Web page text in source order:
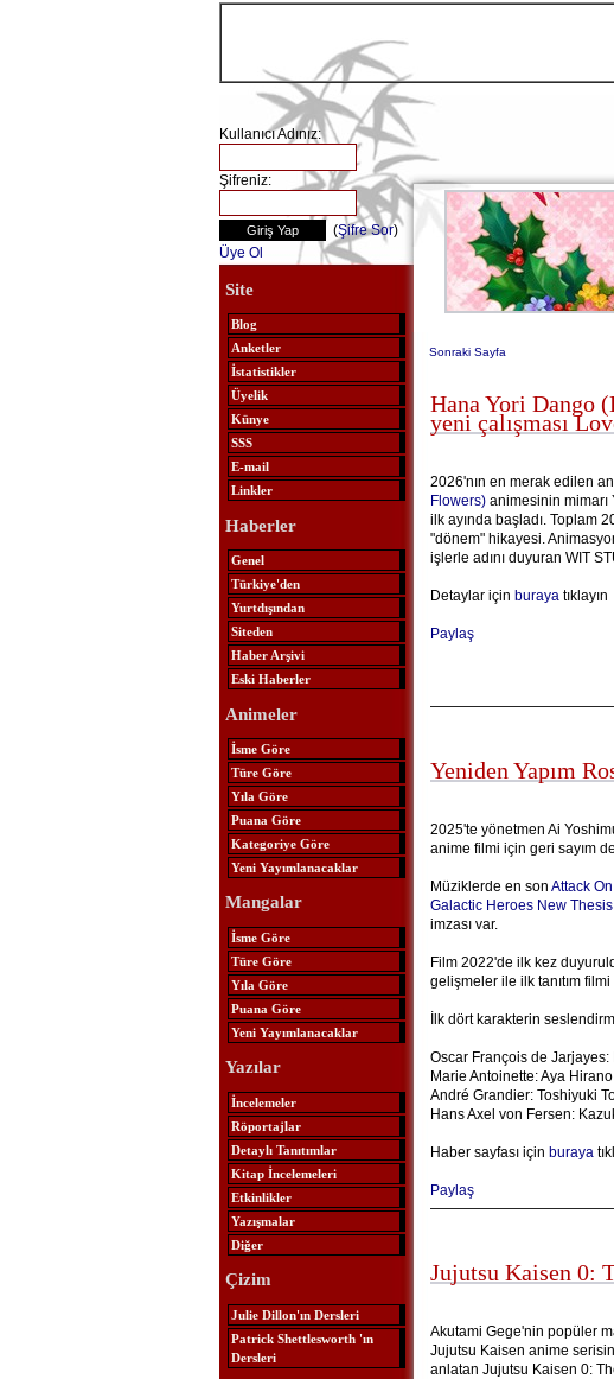
Kullanıcı Adınız:
Şifreniz:
(Şifre Sor)
Üye Ol
Site
Blog
Anketler
İstatistikler
Üyelik
Künye
SSS
E-mail
Linkler
Haberler
Genel
Türkiye'den
Yurtdışından
Siteden
Haber Arşivi
Eski Haberler
Animeler
İsme Göre
Türe Göre
Yıla Göre
Puana Göre
Kategoriye Göre
Yeni Yayımlanacaklar
Mangalar
İsme Göre
Türe Göre
Yıla Göre
Puana Göre
Yeni Yayımlanacaklar
Yazılar
İncelemeler
Röportajlar
Detaylı Tanıtımlar
Kitap İncelemeleri
Etkinlikler
Yazışmalar
Diğer
Çizim
Julie Dillon'ın Dersleri
Patrick Shettlesworth 'ın
Dersleri
Sonraki Sayfa
Hana Yori Dango
yeni çalışması
2026'nın en merak edilen
Flowers)animesinin mimarı
ilk ayında başladı. Toplam
"dönem" hikayesi.
işlerle adını duyuran WIT
Detaylar için burayatıklayın
Paylaş
Yeniden Yapım
2025'te yönetmen Ai
anime filmi için geri sayım
Müziklerde en son Attack
Galactic Heroes New Thesis
imzası var.
Film 2022'de ilk kez
gelişmeler ile ilk tanıtım filmi
İlk dört karakterin
Oscar François de
Marie Antoinette: Aya Hirano
André Grandier: Toshiyuki
Hans Axel von Fersen:
Haber sayfası için buraya
Paylaş
Jujutsu Kaisen 0:
Akutami Gege'nin popüler
Jujutsu Kaisen anime
anlatan Jujutsu Kaisen 0: